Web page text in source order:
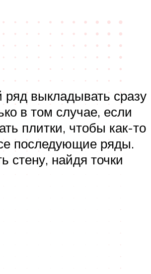
выкладывать сразу
в том случае, если
плитки, чтобы как-то
последующие ряды.
стену, найдя точки